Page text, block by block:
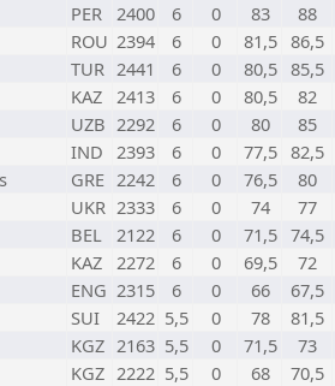
PER 2400 6 0 83 88
ROU 2394 6 0 81,5 86,5
TUR 2441 6 0 80,5 85,5
KAZ 2413 6 0 80,5 82
UZB 2292 6 0 80 85
IND 2393 6 0 77,5 82,5
GRE 2242 6 0 76,5 80
UKR 2333 6 0 74 77
BEL 2122 6 0 71,5 74,5
KAZ 2272 6 0 69,5 72
ENG 2315 6 0 66 67,5
SUI 2422 5,5 0 78 81,5
KGZ 2163 5,5 0 71,5 73
KGZ 2222 5,5 0 68 70,5